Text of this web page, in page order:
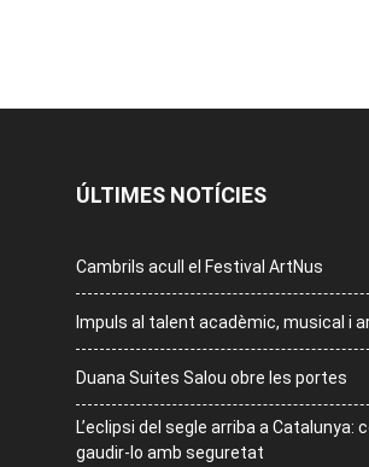
ÚLTIMES NOTÍCIES
Cambrils acull el Festival ArtNus
Impuls al talent acadèmic, musical i
Duana Suites Salou obre les portes
L’eclipsi del segle arriba a Catalunya:
gaudir-lo amb seguretat